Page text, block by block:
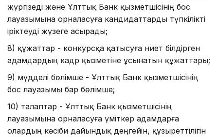
жүргізеді және Ұлттық Банк қызметшісінің бос
лауазымына орналасуға кандидаттарды түпкілікті
іріктеуді жүзеге асырады;
8) құжаттар - конкурсқа қатысуға ниет білдірген
адамдардың кадр қызметіне ұсынатын құжаттары;
9) мүдделі бөлімше - Ұлттық Банк қызметшісінің
бос лауазымы бар бөлімше;
10) талаптар - Ұлттық Банк қызметшісінің
лауазымына орналасуға үміткер адамдарға
олардың кәсіби дайындық деңгейін, құзыреттілігін